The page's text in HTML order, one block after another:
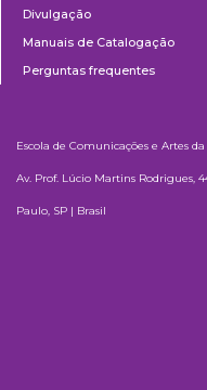
Divulgação
Manuais de Catalogação
Perguntas frequentes
Escola de Comunicações e Artes
Av. Prof. Lúcio Martins Rodrigues,
Paulo, SP | Brasil